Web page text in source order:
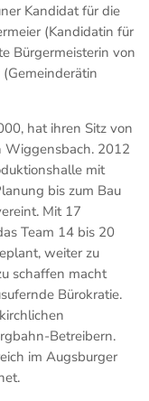
Kandidat für die
(Kandidatin für
Bürgermeisterin von
hat ihren Sitz von
Wiggensbach. 2012
mit
bis zum Bau
Mit 17
Team 14 bis 20
weiter zu
schaffen macht
Bürokratie.
Betreibern.
im Augsburger